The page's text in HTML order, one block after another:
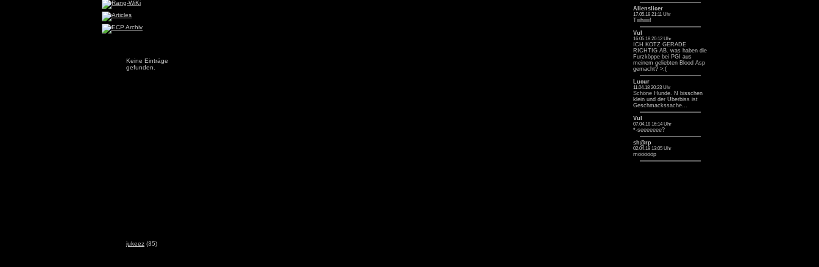
Keine Einträge
gefunden.
jukeez (35)
Alienslicer
17.05.18 21:11 Uhr
Tiiihiiiii!
Vul
16.05.18 20:12 Uhr
ICH KOTZ GERADE
RICHTIG AB. was haben die
Furzköppe bei PGI aus
meinem geliebten Blood Asp
gemacht? >:(
Lucur
11.04.18 20:23 Uhr
Schöne Hunde. N bisschen
klein und der Überbiss ist
Geschmackssache...
Vul
07.04.18 16:14 Uhr
*-seeeeeee?
sh@rp
02.04.18 13:05 Uhr
möööööp